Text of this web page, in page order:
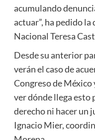
acumulando
actuar”, ha pedido
Nacional Teresa
Desde su anterior
verán el caso de
Congreso de México
ver dónde llega esto
derecho ni hacer un
Ignacio Mier,